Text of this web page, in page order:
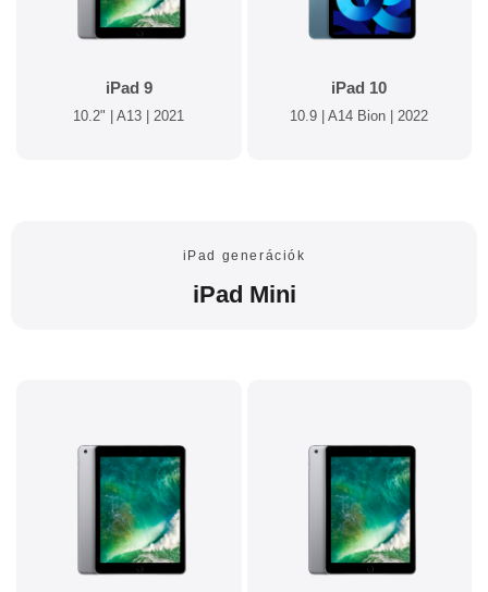
iPad 9
10.2" | A13 | 2021
iPad 10
10.9 | A14 Bion | 2022
iPad generációk
iPad Mini